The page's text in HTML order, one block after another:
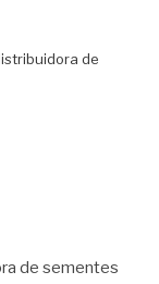
de
de sementes